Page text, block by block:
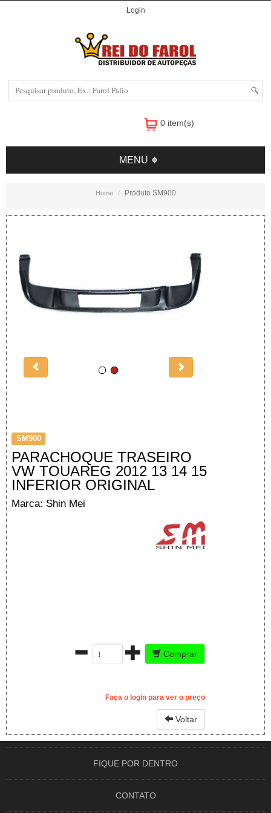
Login
0 item(s)
MENU
Home Produto SM900
SM900
PARACHOQUE TRASEIRO
VW TOUAREG 2012 13 14 15
INFERIOR ORIGINAL
Marca: Shin Mei
Comprar
Faça o login para ver o preço
Voltar
FIQUE POR DENTRO
CONTATO